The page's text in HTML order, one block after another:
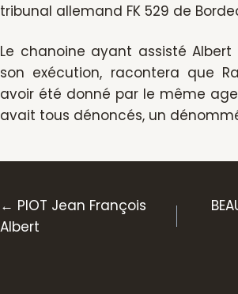
tribunal allemand FK 529 de
Le chanoine ayant assisté Albert
son exécution, racontera que
avoir été donné par le même
avait tous dénoncés, un
Posts
navigation
← PIOT Jean François
Albert